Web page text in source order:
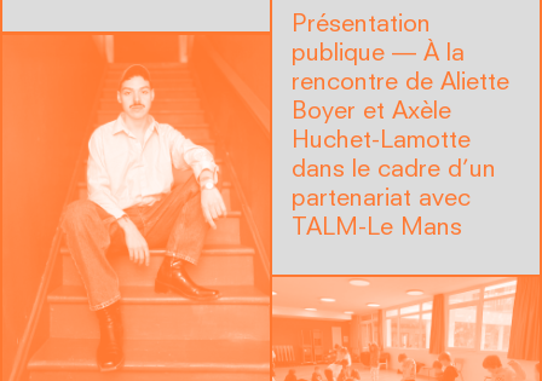
Présentation
publique — À la
rencontre de Aliette
Boyer et Axèle
Huchet-Lamotte
dans le cadre d’un
partenariat avec
TALM-Le Mans